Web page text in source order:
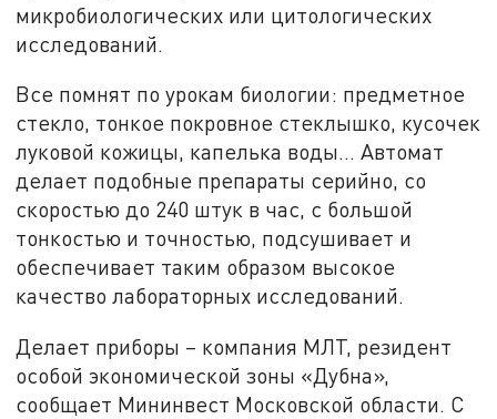
микробиологических или цитологических
исследований.
Все помнят по урокам биологии: предметное
стекло, тонкое покровное стеклышко, кусочек
луковой кожицы, капелька воды… Автомат
делает подобные препараты серийно, со
скоростью до 240 штук в час, с большой
тонкостью и точностью, подсушивает и
обеспечивает таким образом высокое
качество лабораторных исследований.
Делает приборы – компания МЛТ, резидент
особой экономической зоны «Дубна»,
сообщает Мининвест Московской области. С